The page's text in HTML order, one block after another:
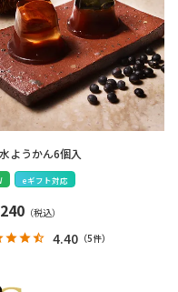
ようかん6個入
eギフト対応
4.40 （5件）